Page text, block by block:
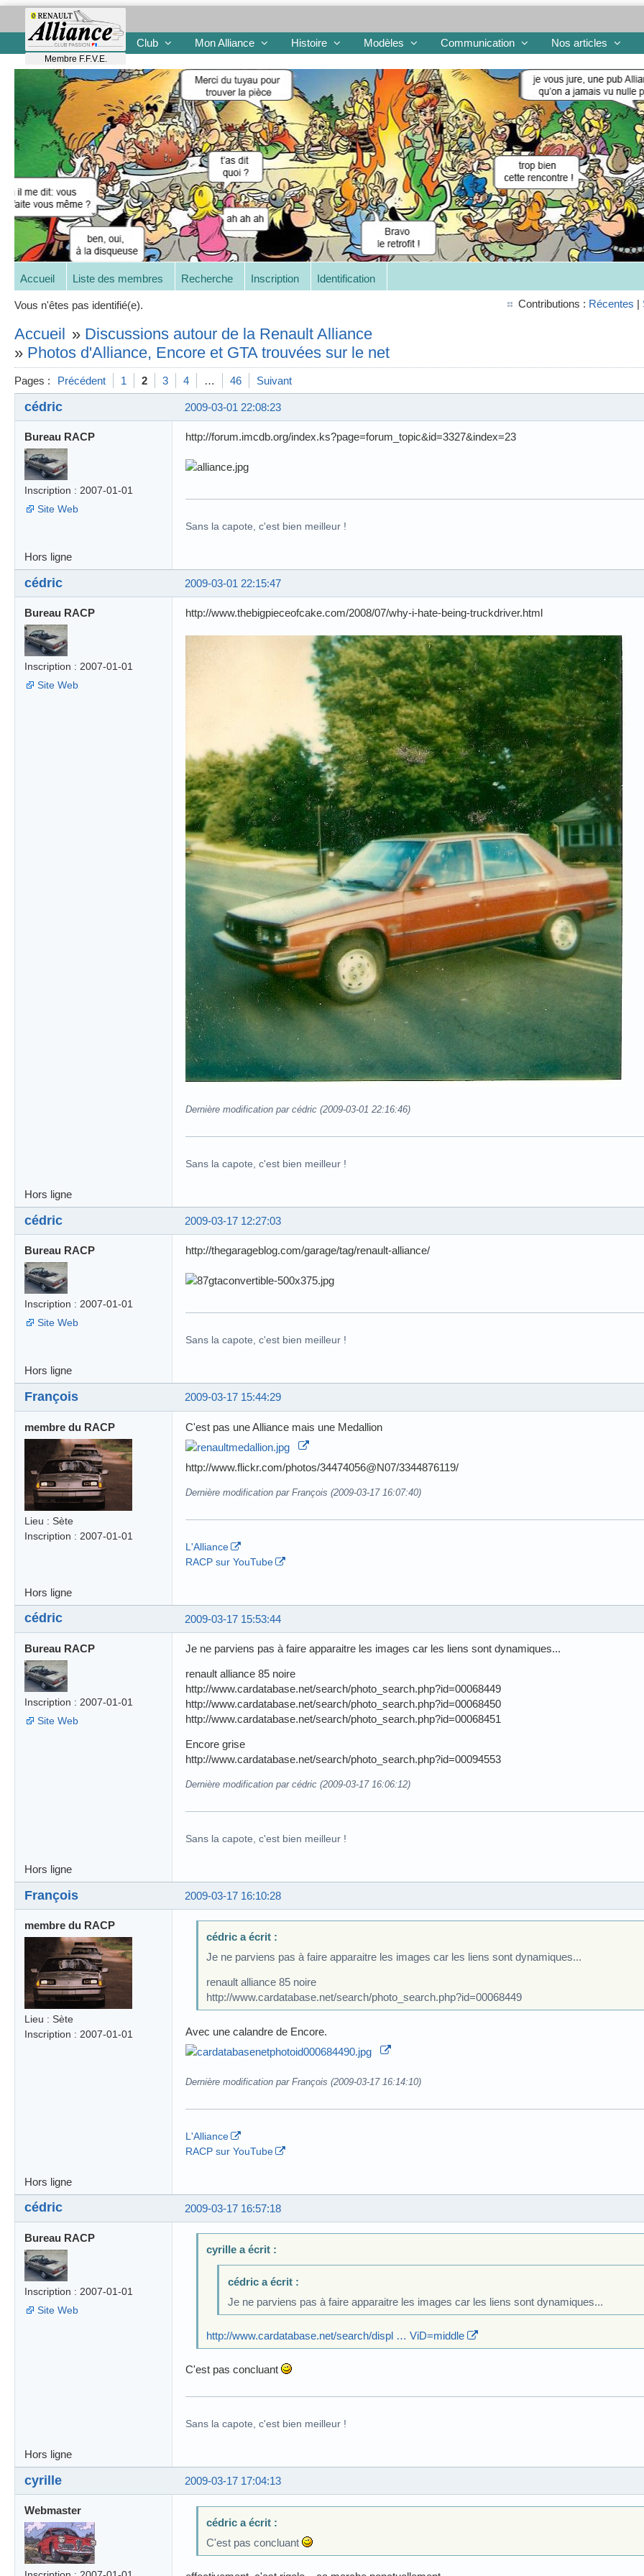
Membre F.F.V.E.
Club Mon Alliance Histoire Modèles Communication Nos articles
Accueil Liste des membres Recherche Inscription Identification
Vous n'êtes pas identifié(e). Contributions : Récentes |
Accueil » Discussions autour de la Renault Alliance
» Photos d'Alliance, Encore et GTA trouvées sur le net
Pages : Précédent 1 2 3 4 … 46 Suivant
2009-03-01 22:08:23
cédric
Bureau RACP
Inscription : 2007-01-01
Site Web
http://forum.imcdb.org/index.ks?page=forum_topic&id=3327&index=23
Sans la capote, c'est bien meilleur !
Hors ligne
2009-03-01 22:15:47
cédric
Bureau RACP
Inscription : 2007-01-01
Site Web
http://www.thebigpieceofcake.com/2008/07/why-i-hate-being-truckdriver.html
Dernière modification par cédric (2009-03-01 22:16:46)
Sans la capote, c'est bien meilleur !
Hors ligne
2009-03-17 12:27:03
cédric
Bureau RACP
Inscription : 2007-01-01
Site Web
http://thegarageblog.com/garage/tag/renault-alliance/
Sans la capote, c'est bien meilleur !
Hors ligne
2009-03-17 15:44:29
François
membre du RACP
Lieu : Sète
Inscription : 2007-01-01
C'est pas une Alliance mais une Medallion
http://www.flickr.com/photos/34474056@N07/3344876119/
Dernière modification par François (2009-03-17 16:07:40)
L'Alliance
RACP sur YouTube
Hors ligne
2009-03-17 15:53:44
cédric
Bureau RACP
Inscription : 2007-01-01
Site Web
Je ne parviens pas à faire apparaitre les images car les liens sont dynamiques...
renault alliance 85 noire
http://www.cardatabase.net/search/photo_search.php?id=00068449
http://www.cardatabase.net/search/photo_search.php?id=00068450
http://www.cardatabase.net/search/photo_search.php?id=00068451
Encore grise
http://www.cardatabase.net/search/photo_search.php?id=00094553
Dernière modification par cédric (2009-03-17 16:06:12)
Sans la capote, c'est bien meilleur !
Hors ligne
2009-03-17 16:10:28
François
membre du RACP
Lieu : Sète
Inscription : 2007-01-01
cédric a écrit :
Je ne parviens pas à faire apparaitre les images car les liens sont dynamiques...
renault alliance 85 noire
http://www.cardatabase.net/search/photo_search.php?id=00068449
Avec une calandre de Encore.
Dernière modification par François (2009-03-17 16:14:10)
L'Alliance
RACP sur YouTube
Hors ligne
2009-03-17 16:57:18
cédric
Bureau RACP
Inscription : 2007-01-01
Site Web
cyrille a écrit :
cédric a écrit :
Je ne parviens pas à faire apparaitre les images car les liens sont dynamiques...
http://www.cardatabase.net/search/displ … ViD=middle
C'est pas concluant
Sans la capote, c'est bien meilleur !
Hors ligne
2009-03-17 17:04:13
cyrille
Webmaster
cédric a écrit :
C'est pas concluant